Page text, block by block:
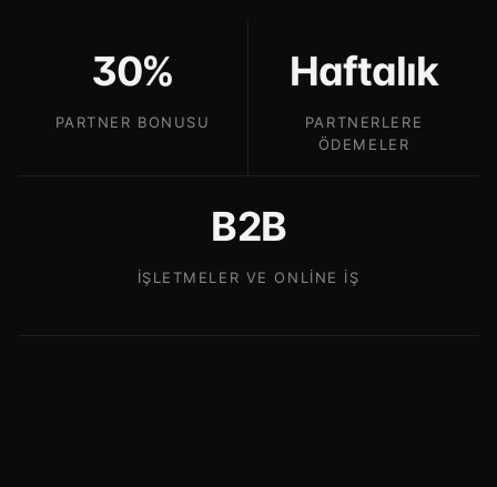
30%
PARTNER BONUSU
Haftalık
PARTNERLERE
ÖDEMELER
B2B
IŞLETMELER VE ONLINE IŞ